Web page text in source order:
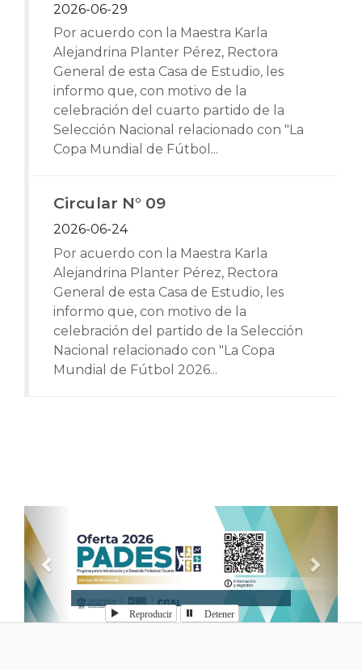
2026-06-29
Por acuerdo con la Maestra Karla
Alejandrina Planter Pérez, Rectora
General de esta Casa de Estudio, les
informo que, con motivo de la
celebración del cuarto partido de la
Selección Nacional relacionado con "La
Copa Mundial de Fútbol...
Circular N° 09
2026-06-24
Por acuerdo con la Maestra Karla
Alejandrina Planter Pérez, Rectora
General de esta Casa de Estudio, les
informo que, con motivo de la
celebración del partido de la Selección
Nacional relacionado con "La Copa
Mundial de Fútbol 2026...
Reproducir Detener